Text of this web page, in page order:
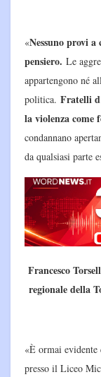
«Nessuno provi
pensiero. Le
appartengono né
politica. Fratelli
la violenza come
condannano
da qualsiasi parte
Francesco
regionale della
«È ormai
presso il Liceo